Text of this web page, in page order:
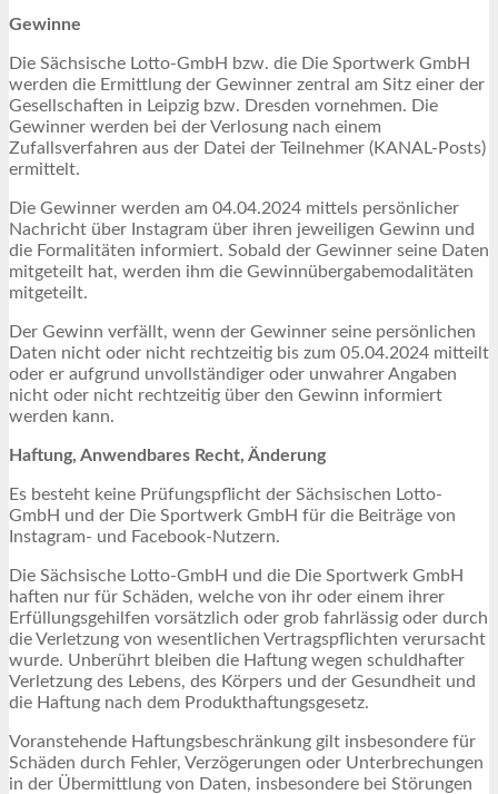
Gewinne
Die Sächsische Lotto-GmbH bzw. die Die Sportwerk GmbH
werden die Ermittlung der Gewinner zentral am Sitz einer der
Gesellschaften in Leipzig bzw. Dresden vornehmen. Die
Gewinner werden bei der Verlosung nach einem
Zufallsverfahren aus der Datei der Teilnehmer (KANAL-Posts)
ermittelt.
Die Gewinner werden am 04.04.2024 mittels persönlicher
Nachricht über Instagram über ihren jeweiligen Gewinn und
die Formalitäten informiert. Sobald der Gewinner seine Daten
mitgeteilt hat, werden ihm die Gewinnübergabemodalitäten
mitgeteilt.
Der Gewinn verfällt, wenn der Gewinner seine persönlichen
Daten nicht oder nicht rechtzeitig bis zum 05.04.2024 mitteilt
oder er aufgrund unvollständiger oder unwahrer Angaben
nicht oder nicht rechtzeitig über den Gewinn informiert
werden kann.
Haftung, Anwendbares Recht, Änderung
Es besteht keine Prüfungspflicht der Sächsischen Lotto-
GmbH und der Die Sportwerk GmbH für die Beiträge von
Instagram- und Facebook-Nutzern.
Die Sächsische Lotto-GmbH und die Die Sportwerk GmbH
haften nur für Schäden, welche von ihr oder einem ihrer
Erfüllungsgehilfen vorsätzlich oder grob fahrlässig oder durch
die Verletzung von wesentlichen Vertragspflichten verursacht
wurde. Unberührt bleiben die Haftung wegen schuldhafter
Verletzung des Lebens, des Körpers und der Gesundheit und
die Haftung nach dem Produkthaftungsgesetz.
Voranstehende Haftungsbeschränkung gilt insbesondere für
Schäden durch Fehler, Verzögerungen oder Unterbrechungen
in der Übermittlung von Daten, insbesondere bei Störungen